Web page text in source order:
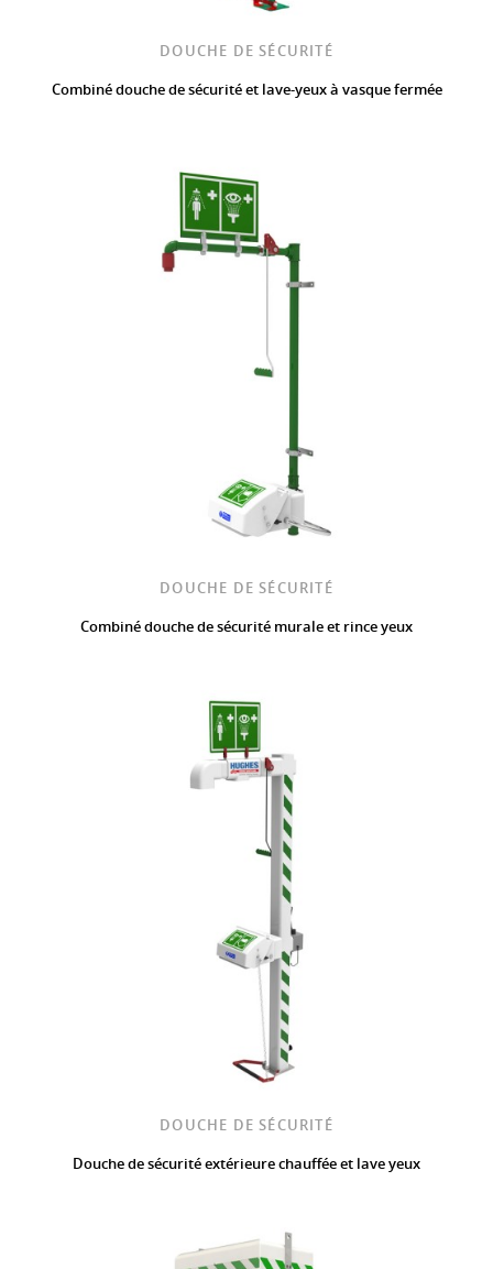
DOUCHE DE SÉCURITÉ
Combiné douche de sécurité et lave-yeux à vasque fermée
DOUCHE DE SÉCURITÉ
Combiné douche de sécurité murale et rince yeux
DOUCHE DE SÉCURITÉ
Douche de sécurité extérieure chauffée et lave yeux